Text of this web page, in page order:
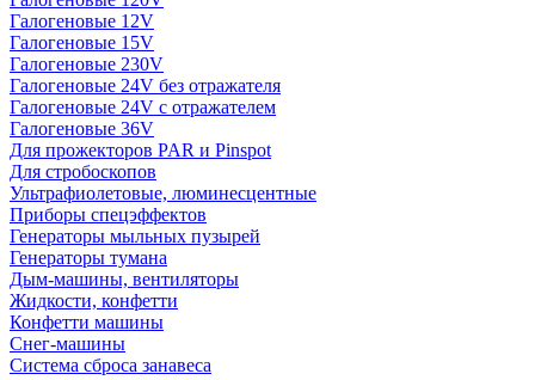
Галогеновые 12V
Галогеновые 15V
Галогеновые 230V
Галогеновые 24V без отражателя
Галогеновые 24V с отражателем
Галогеновые 36V
Для прожекторов PAR и Pinspot
Для стробоскопов
Ультрафиолетовые, люминесцентные
Приборы спецэффектов
Генераторы мыльных пузырей
Генераторы тумана
Дым-машины, вентиляторы
Жидкости, конфетти
Конфетти машины
Снег-машины
Система сброса занавеса